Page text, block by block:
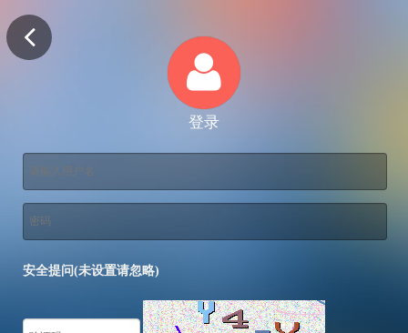
登录
安全提问(未设置请忽略)